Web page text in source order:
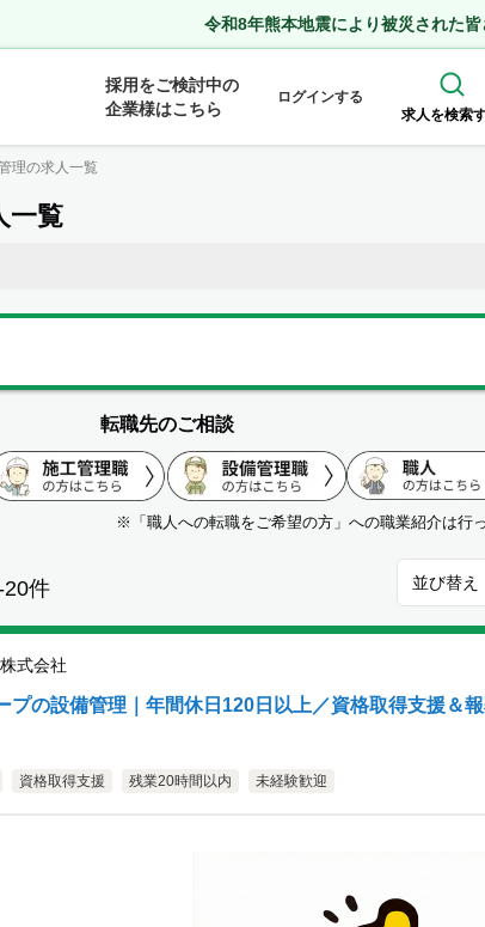
令和8年熊本地震により被災された
採用をご検討中の
企業様はこちら
ログインする
求人を検索
理の求人一覧
一覧
転職先のご相談
※「職人への転職をご希望の方」への職業紹介は行
20件 並び替え
式会社
プの設備管理｜年間休日120日以上／資格取得支援＆
資格取得支援 残業20時間以内 未経験歓迎